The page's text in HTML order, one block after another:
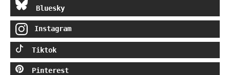
Bluesky
Instagram
Tiktok
Pinterest